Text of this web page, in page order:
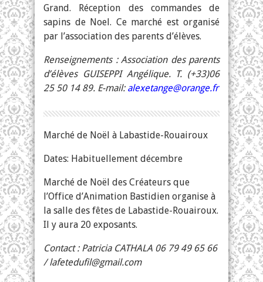
Grand. Réception des commandes de
sapins de Noel. Ce marché est organisé
par l’association des parents d’élèves.
Renseignements : Association des parents
d’élèves GUISEPPI Angélique. T. (+33)06
25 50 14 89. E-mail: alexetange@orange.fr
Marché de Noël à Labastide-Rouairoux
Dates: Habituellement décembre
Marché de Noël des Créateurs que
l’Office d’Animation Bastidien organise à
la salle des fêtes de Labastide-Rouairoux.
Il y aura 20 exposants.
Contact : Patricia CATHALA 06 79 49 65 66
/lafetedufil@gmail.com